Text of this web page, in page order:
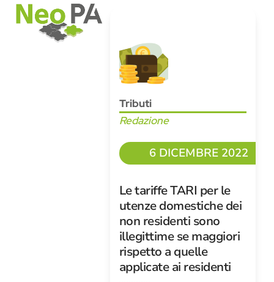
SkipOpen
mobile
menu
Close
mobile
menu
Tributi
Redazione
6 DICEMBRE 2022
Le tariffe TARI per le
utenze domestiche dei
non residenti sono
illegittime se maggiori
rispetto a quelle
applicate ai residenti